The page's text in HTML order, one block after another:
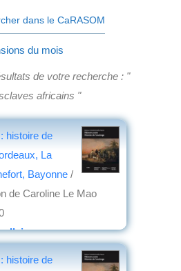
dans le CaRASOM
du mois
de votre recherche : "
africains "
histoire de
La
Bayonne /
de Caroline Le Mao
histoire de